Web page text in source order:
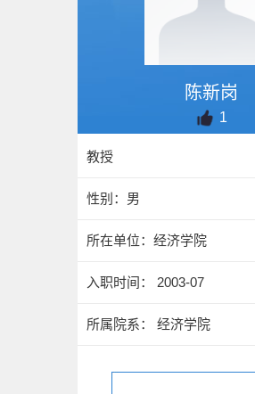
陈新岗
1
教授
性别：男
所在单位：经济学院
入职时间： 2003-07
所属院系： 经济学院